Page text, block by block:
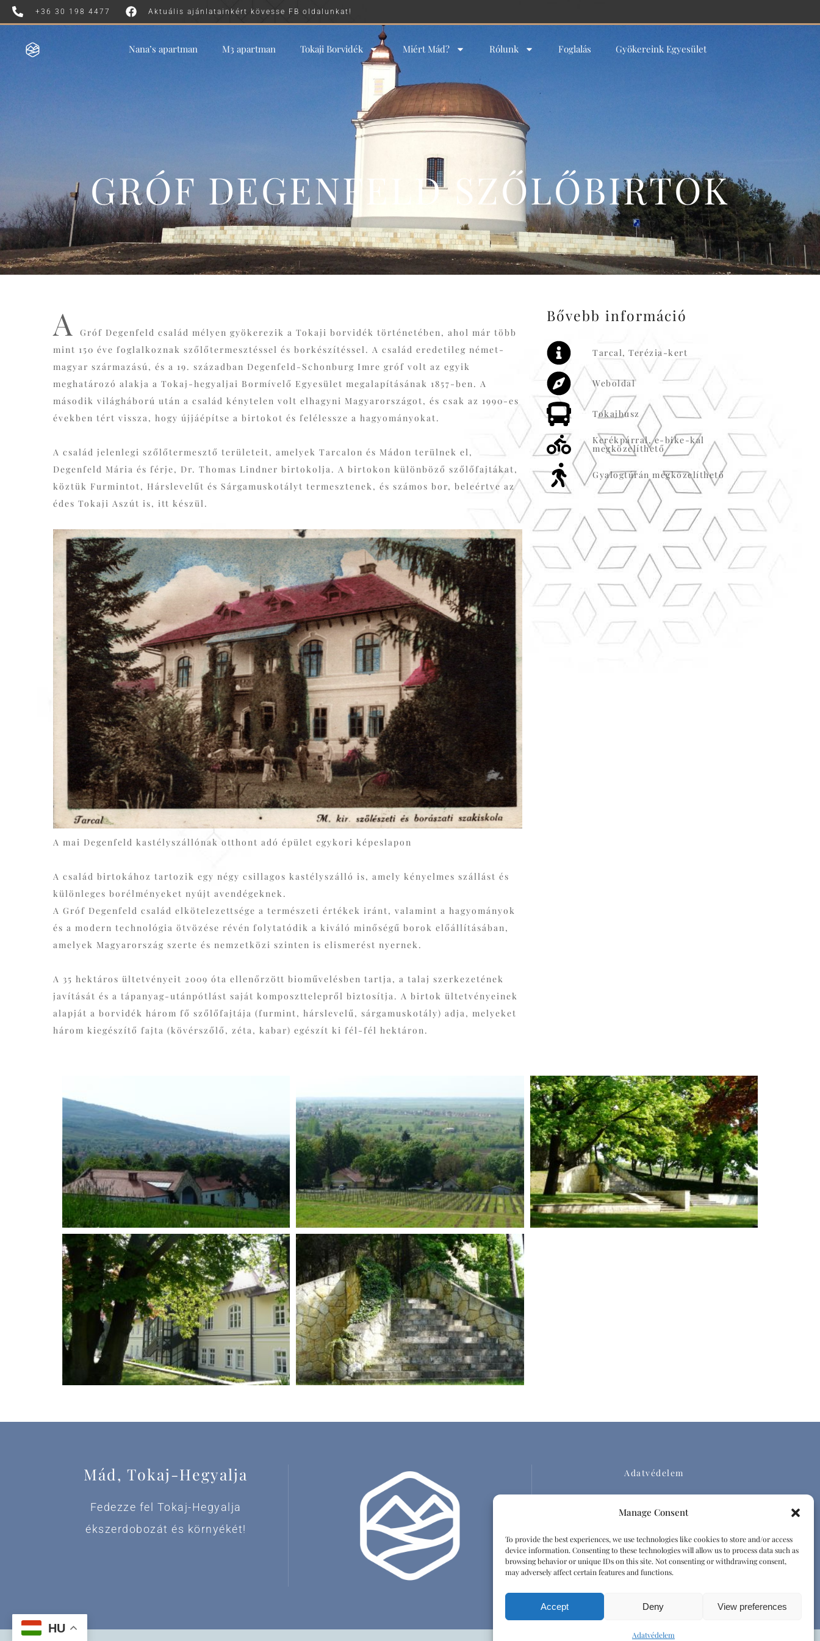
Manage Consent
To provide the best experiences, we use technologies like cookies to store and/or access
device information. Consenting to these technologies will allow us to process data such as
browsing behavior or unique IDs on this site. Not consenting or withdrawing consent,
may adversely affect certain features and functions.
Accept Deny View preferences
Adatvédelem
+36 30 198 4477 Aktuális ajánlatainkért kövesse FB oldalunkat!
Nana’s apartman M3 apartman Tokaji Borvidék Miért Mád? Rólunk Foglalás Gyökereink Egyesület
GRÓF DEGENFELD SZŐLŐBIRTOK
A
Gróf Degenfeld család mélyen gyökerezik a Tokaji borvidék történetében, ahol már több
mint 150 éve foglalkoznak szőlőtermesztéssel és borkészítéssel. A család eredetileg német-
magyar származású, és a 19. században Degenfeld-Schonburg Imre gróf volt az egyik
meghatározó alakja a Tokaj-hegyaljai Bormívelő Egyesület megalapításának 1857-ben. A
második világháború után a család kénytelen volt elhagyni Magyarországot, és csak az 1990-es
években tért vissza, hogy újjáépítse a birtokot és felélessze a hagyományokat.
A család jelenlegi szőlőtermesztő területeit, amelyek Tarcalon és Mádon terülnek el,
Degenfeld Mária és férje, Dr. Thomas Lindner birtokolja. A birtokon különböző szőlőfajtákat,
köztük Furmintot, Hárslevelűt és Sárgamuskotályt termesztenek, és számos bor, beleértve az
édes Tokaji Aszút is, itt készül.
A mai Degenfeld kastélyszállónak otthont adó épület egykori képeslapon
A család birtokához tartozik egy négy csillagos kastélyszálló is, amely kényelmes szállást és
különleges borélményeket nyújt avendégeknek.
A Gróf Degenfeld család elkötelezettsége a természeti értékek iránt, valamint a hagyományok
és a modern technológia ötvözése révén folytatódik a kiváló minőségű borok előállításában,
amelyek Magyarország szerte és nemzetközi szinten is elismerést nyernek.
A 35 hektáros ültetvényeit 2009 óta ellenőrzött bioművelésben tartja, a talaj szerkezetének
javítását és a tápanyag-utánpótlást saját komposzttelepről biztosítja. A birtok ültetvényeinek
alapját a borvidék három fő szőlőfajtája (furmint, hárslevelű, sárgamuskotály) adja, melyeket
három kiegészítő fajta (kövérszőlő, zéta, kabar) egészít ki fél-fél hektáron.
Bővebb információ
Tarcal, Terézia-kert
Weboldal
Tokajbusz
Kerékpárral, e-bike-kal
megközelíthető
Gyalogtúrán megközelíthető
Mád, Tokaj-Hegyalja
Fedezze fel Tokaj-Hegyalja
ékszerdobozát és környékét!
Adatvédelem
Emberi tisztelet és diszkrimináció elleni
irányelvek
HU